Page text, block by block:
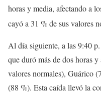
horas y media, afectando a
cayó a 31 % de sus valores
Al día siguiente, a las 9:40
que duró más de dos horas
valores normales), Guárico
(88 %). Esta caída llevó la